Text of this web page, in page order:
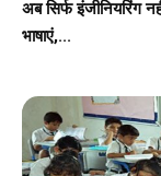
अब सिर्फ इंजीनियरिंग
भाषाएं,...